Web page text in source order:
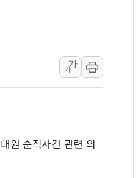
장동혁, 李 대통령에 "결혼 페
정부, 독도 조사활동 日 항의에 "
김성회, 국민의힘에 "청년 결혼
서울 38도 폭염에 온열질환 사
[부고] 이승영(한림제약 이사)씨 모
전남광주 남구 한 아파트 난간
지역 일자리·생활인구 늘린 주
'상품권 사면 대출 가능' 신종 보
가
가
원 순직사건 관련 의